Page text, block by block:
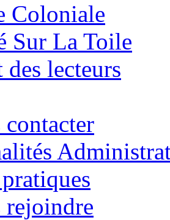
Coloniale
Sur La Toile
lecteurs
contacter
rejoindre